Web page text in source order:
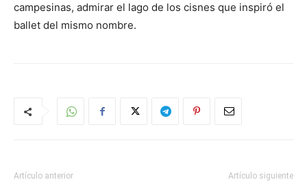
campesinas, admirar el lago de los cisnes que inspiró el
ballet del mismo nombre.
Artículo anterior Artículo siguiente